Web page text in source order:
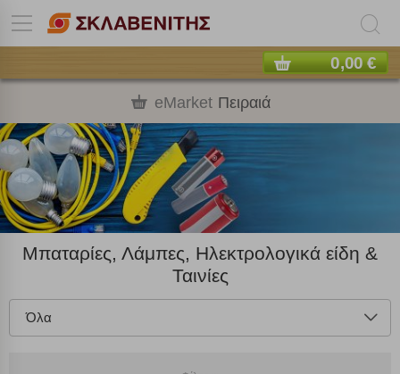
0,00 €
eMarket Πειραιά
Μπαταρίες, Λάμπες, Ηλεκτρολογικά είδη &
Ταινίες
Όλα